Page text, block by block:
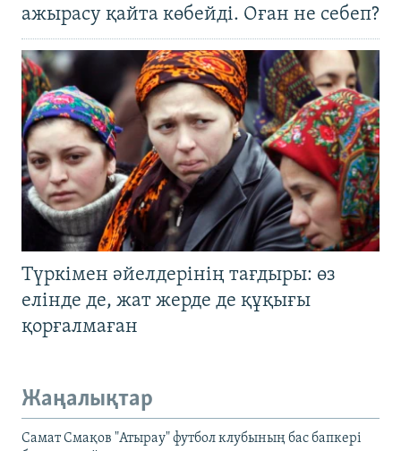
ажырасу қайта көбейді. Оған не себеп?
Түркімен әйелдерінің тағдыры: өз
елінде де, жат жерде де құқығы
қорғалмаған
Жаңалықтар
Самат Смақов "Атырау" футбол клубының бас бапкері